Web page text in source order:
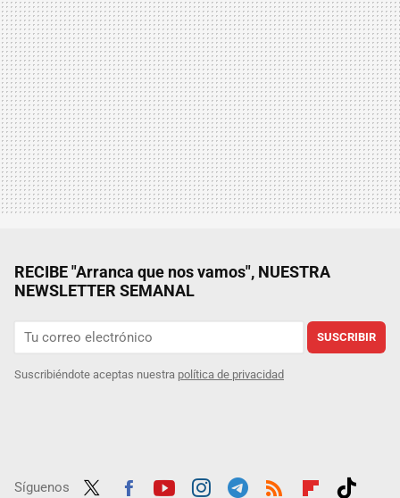
RECIBE "Arranca que nos vamos", NUESTRA
NEWSLETTER SEMANAL
SUSCRIBIR
Suscribiéndote aceptas nuestra política de privacidad
Síguenos